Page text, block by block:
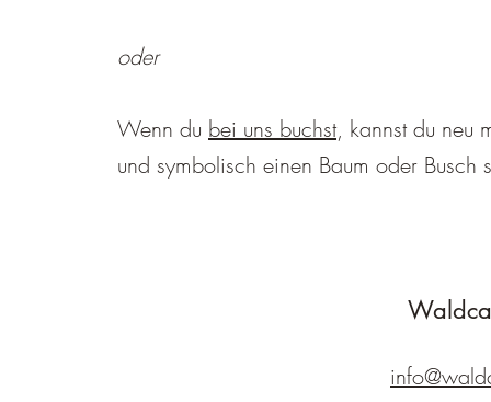
oder
Wenn du bei uns buchst, kannst du neu
und symbolisch einen Baum oder Busch